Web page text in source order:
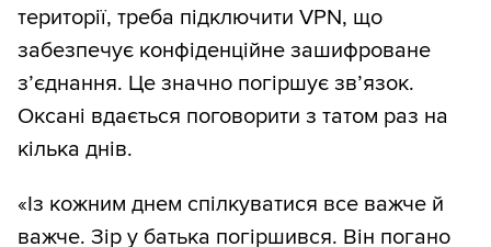
території, треба підключити VPN, що
забезпечує конфіденційне зашифроване
з’єднання. Це значно погіршує зв’язок.
Оксані вдається поговорити з татом раз на
кілька днів.
«Із кожним днем спілкуватися все важче й
важче. Зір у батька погіршився. Він погано